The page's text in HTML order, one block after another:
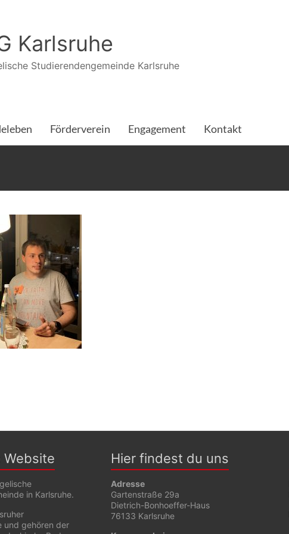
Karlsruhe
Studierendengemeinde Karlsruhe
Förderverein Engagement Kontakt
Website
in Karlsruhe.
und gehören der
Hier findest du uns
Adresse
Gartenstraße 29a
Dietrich-Bonhoeffer-Haus
76133 Karlsruhe